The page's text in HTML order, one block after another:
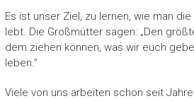
Es ist unser Ziel, zu lernen, wie man
lebt. Die Großmütter sagen: „Den
dem ziehen können, was wir euch
leben.“
Viele von uns arbeiten schon seit